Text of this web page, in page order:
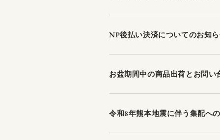
NP後払い決済についてのお知
お盆期間中の商品出荷とお問い
令和8年熊本地震に伴う集配へ